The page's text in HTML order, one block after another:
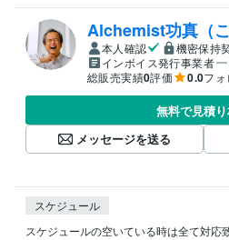
Alchemist功真（こ
本人確認
機密保持
インボイス発行事業者
総販売実績0評価 0.0フ
無料で見積
メッセージを送る
スケジュール
スケジュールの空いている時は全て対応